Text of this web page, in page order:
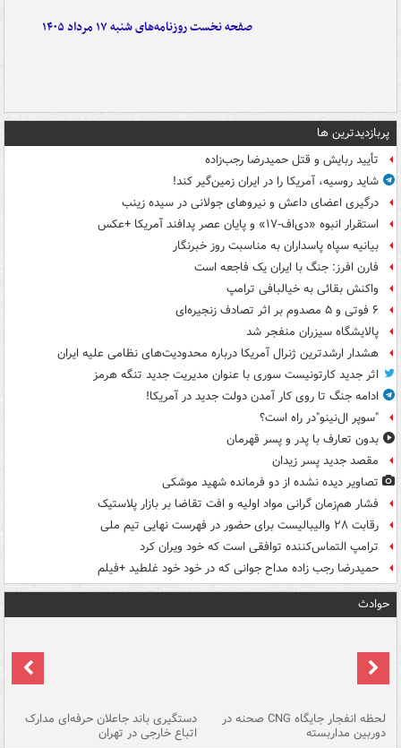
صفحه نخست روزنامه‌های شنبه ۱۷ مرداد ۱۴۰۵
پربازدیدترین ها
تأیید ربایش و قتل حمیدرضا رجب‌زاده
شاید روسیه، آمریکا را در ایران زمین‌گیر کند!
درگیری اعضای داعش و نیروهای جولانی در سیده زینب
استقرار انبوه «دی‌اف‑۱۷» و پایان عصر پدافند آمریکا +عکس
بیانیه سپاه پاسداران به مناسبت روز خبرنگار
فارن افرز: جنگ با ایران یک فاجعه است
واکنش بقائی به خیالبافی ترامپ
۶ فوتی و ۵ مصدوم بر اثر تصادف زنجیره‌ای
پالایشگاه سیزران منفجر شد
هشدار ارشدترین ژنرال آمریکا درباره محدودیت‌های نظامی علیه ایران
اثر جدید کارتونیست سوری با عنوان مدیریت جدید تنگه هرمز
ادامه جنگ تا روی کار آمدن دولت جدید در آمریکا!
"سوپر ال‌نینو"در راه است؟
بدون تعارف با پدر و پسر قهرمان
مقصد جدید پسر زیدان
تصاویر دیده‌ نشده از دو فرمانده شهید موشکی
فشار هم‌زمان گرانی مواد اولیه و افت تقاضا بر بازار پلاستیک
رقابت ۲۸ والیبالیست برای حضور در فهرست نهایی تیم ملی
ترامپ التماس‌کننده توافقی است که خود ویران کرد
حمیدرضا رجب زاده مداح جوانی که در خود خود غلطید +فیلم
حوادث
لحظه انفجار جایگاه CNG صحنه در
دوربین مداربسته
دستگیری باند جاعلان حرفه‌ای مدارک
اتباع خارجی در تهران